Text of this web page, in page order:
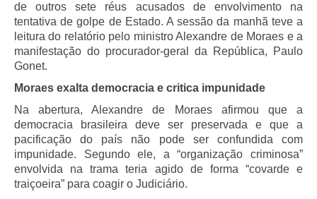
de outros sete réus acusados de envolvimento na
tentativa de golpe de Estado. A sessão da manhã teve a
leitura do relatório pelo ministro Alexandre de Moraes e a
manifestação do procurador-geral da República, Paulo
Gonet.
Moraes exalta democracia e critica impunidade
Na abertura, Alexandre de Moraes afirmou que a
democracia brasileira deve ser preservada e que a
pacificação do país não pode ser confundida com
impunidade. Segundo ele, a “organização criminosa”
envolvida na trama teria agido de forma “covarde e
traiçoeira” para coagir o Judiciário.